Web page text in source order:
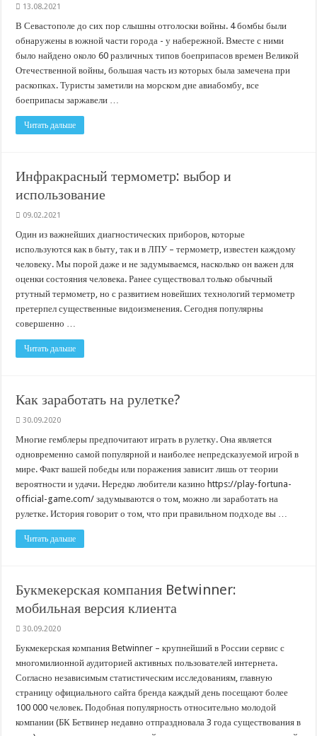
13.08.2021
В Севастополе до сих пор слышны отголоски войны. 4 бомбы были
обнаружены в южной части города - у набережной. Вместе с ними
было найдено около 60 различных типов боеприпасов времен Великой
Отечественной войны, большая часть из которых была замечена при
раскопках. Туристы заметили на морском дне авиабомбу, все
боеприпасы заржавели …
Читать дальше
Инфракрасный термометр: выбор и
использование
09.02.2021
Один из важнейших диагностических приборов, которые
используются как в быту, так и в ЛПУ – термометр, известен каждому
человеку. Мы порой даже и не задумываемся, насколько он важен для
оценки состояния человека. Ранее существовал только обычный
ртутный термометр, но с развитием новейших технологий термометр
претерпел существенные видоизменения. Сегодня популярны
совершенно …
Читать дальше
Как заработать на рулетке?
30.09.2020
Многие гемблеры предпочитают играть в рулетку. Она является
одновременно самой популярной и наиболее непредсказуемой игрой в
мире. Факт вашей победы или поражения зависит лишь от теории
вероятности и удачи. Нередко любители казино https://play-fortuna-
official-game.com/ задумываются о том, можно ли заработать на
рулетке. История говорит о том, что при правильном подходе вы …
Читать дальше
Букмекерская компания Betwinner:
мобильная версия клиента
30.09.2020
Букмекерская компания Betwinner – крупнейший в России сервис с
многомилионной аудиторией активных пользователей интернета.
Согласно независимым статистическим исследованиям, главную
страницу официального сайта бренда каждый день посещают более
100 000 человек. Подобная популярность относительно молодой
компании (БК Бетвинер недавно отпраздновала 3 года существования в